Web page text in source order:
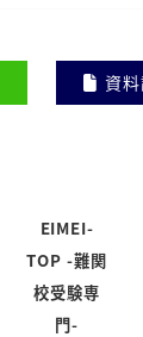
資
EIMEI-
TOP -難関
校受験専
門-